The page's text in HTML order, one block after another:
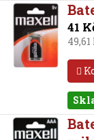
41